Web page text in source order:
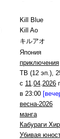
Kill Blue
Kill Ao
キルアオ
Япония
приключения
ТВ (12 эп.),
c 11.04.2026
в 23:00
весна-2026
манга
Кабураги
Убивая